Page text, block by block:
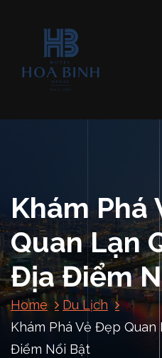
CÔNG TY CP SINH THÁI BIỂN
Khám Phá
Quan Lạn
Địa Điểm
Home
Du Lịch
Khám Phá Vẻ Đẹp
Điểm Nổi Bật